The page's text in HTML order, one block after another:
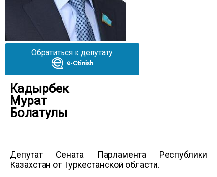
Обратиться к депутату
Кадырбек
Мурат
Болатулы
Депутат Сената Парламента Республики
Казахстан от Туркестанской области.